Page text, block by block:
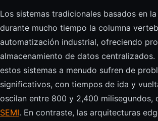
Los sistemas tradicionales basados en
durante mucho tiempo la columna
automatización industrial, ofreciendo
almacenamiento de datos centralizados.
estos sistemas a menudo sufren de
significativos, con tiempos de ida y
oscilan entre 800 y 2,400 milisegundos,
SEMI. En contraste, las arquitecturas